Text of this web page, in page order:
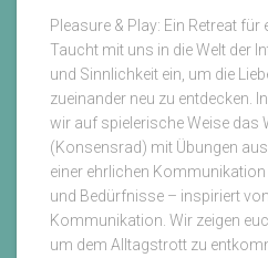
Pleasure & Play: Ein Retreat
Taucht mit uns in die Welt der
und Sinnlichkeit ein, um die
zueinander neu zu entdecken.
wir auf spielerische Weise das
(Konsensrad) mit Übungen
einer ehrlichen
und Bedürfnisse – inspiriert
Kommunikation. Wir zeigen
um dem Alltagstrott zu